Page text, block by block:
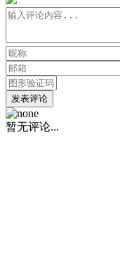
发表评论
暂无评论...